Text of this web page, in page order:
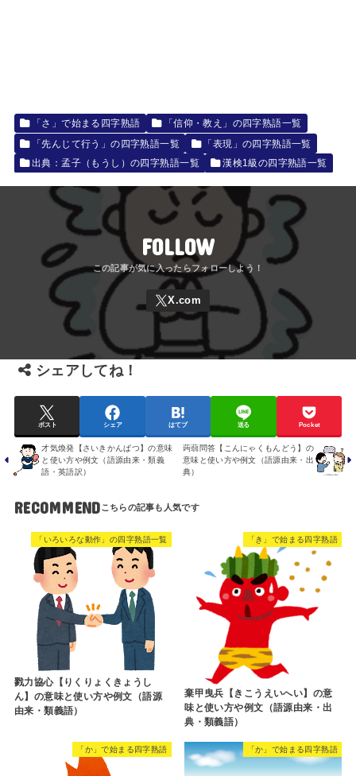
「さ」で始まる四字熟語
「信仰・教え」の四字熟語一覧
「先んじて行う」の四字熟語一覧
「表現」の四字熟語一覧
出典：孟子（もうし）の四字熟語一覧
漢検1級の四字熟語一覧
FOLLOW
シェアしてね！
ポスト シェア はてブ 送る Pocket
才気煥発【さいきかんぱつ】の意味
と使い方や例文（語源由来・類義
語・英語訳）
蒟蒻問答【こんにゃくもんどう】の
意味と使い方や例文（語源由来・出
典）
RECOMMEND
「いろいろな動作」の四字熟語一覧
戮力協心【りくりょくきょうし
ん】の意味と使い方や例文（語源
由来・類義語）
「き」で始まる四字熟語
棄甲曳兵【きこうえいへい】の意
味と使い方や例文（語源由来・出
典・類義語）
「か」で始まる四字熟語 「か」で始まる四字熟語